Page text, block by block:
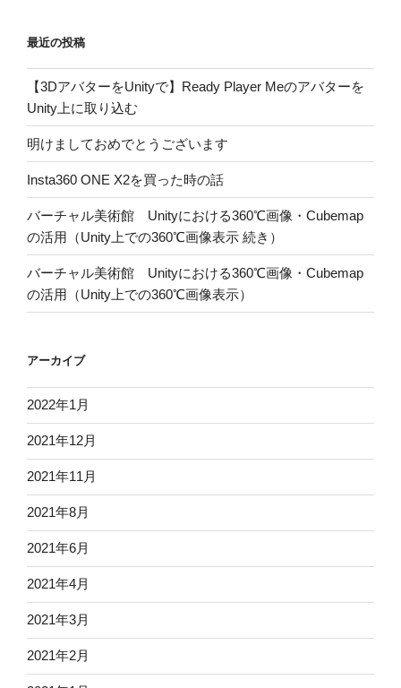
最近の投稿
【3DアバターをUnityで】Ready Player Meのアバターを
Unity上に取り込む
明けましておめでとうございます
Insta360 ONE X2を買った時の話
バーチャル美術館 Unityにおける360℃画像・Cubemap
の活用（Unity上での360℃画像表示 続き）
バーチャル美術館 Unityにおける360℃画像・Cubemap
の活用（Unity上での360℃画像表示）
アーカイブ
2022年1月
2021年12月
2021年11月
2021年8月
2021年6月
2021年4月
2021年3月
2021年2月